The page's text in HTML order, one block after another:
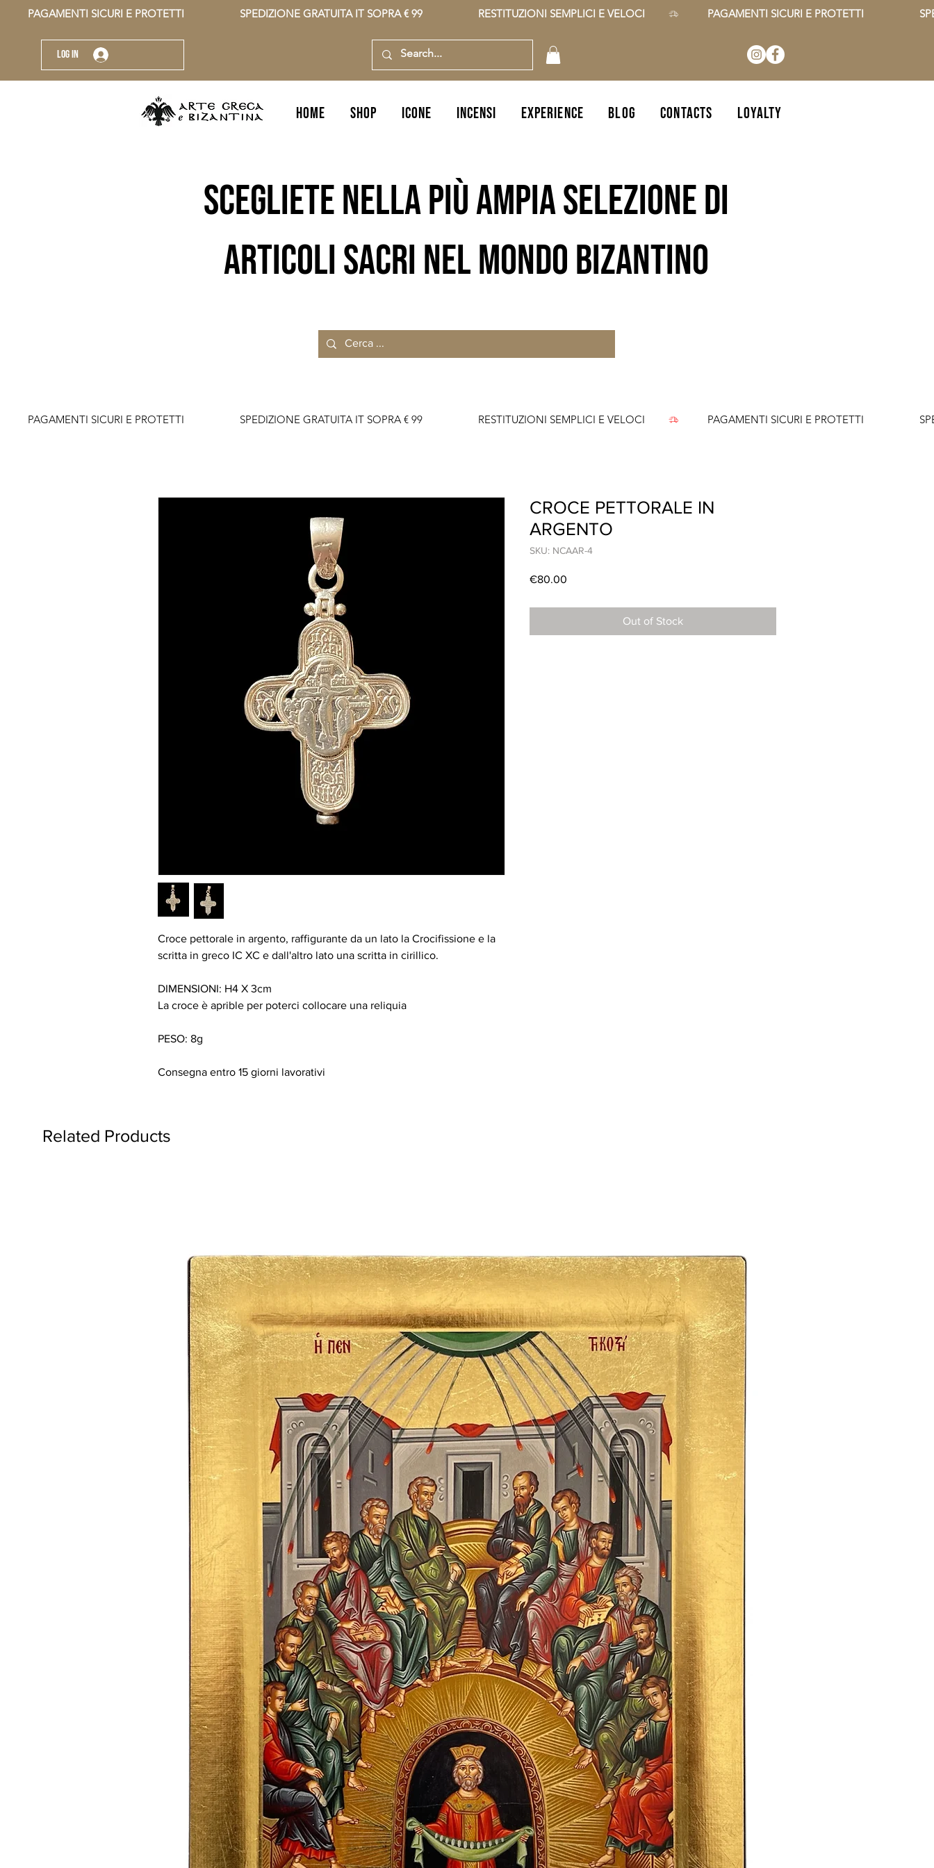
Log In
          PAGAMENTI SICURI E PROTETTI                    SPEDIZIONE GRATUITA IT SOPRA € 99                    RESTITUZIONI SEMPLICI E VELOCI
HOME SHOP icone incensi EXPERIENCE BLOG CONTACTS Loyalty
scegliete nella più ampia selezione di
articoli sacri nel mondo bizantino
          PAGAMENTI SICURI E PROTETTI                    SPEDIZIONE GRATUITA IT SOPRA € 99                    RESTITUZIONI SEMPLICI E VELOCI
Croce pettorale in argento, raffigurante da un lato la Crocifissione e la
scritta in greco IC XC e dall'altro lato una scritta in cirillico.
DIMENSIONI: H4 X 3cm
La croce è aprible per poterci collocare una reliquia
PESO: 8g
Consegna entro 15 giorni lavorativi
CROCE PETTORALE IN
ARGENTO
SKU: NCAAR-4
€80.00
Out of Stock
Related Products